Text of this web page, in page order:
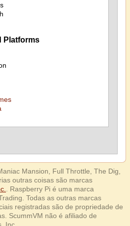
Platforms
Mansion, Full Throttle, The Dig,
outras coisas são marcas
. Raspberry Pi é uma marca
Todas as outras marcas
registradas são de propriedade de
ScummVM não é afiliado de